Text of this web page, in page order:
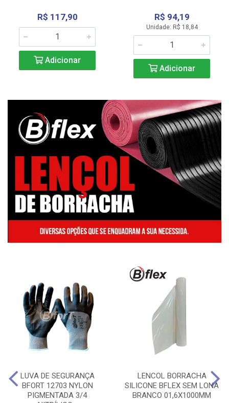
R$ 117,90
Adicionar
R$ 94,19
Unidade: R$ 18,84
Adicionar
LUVA DE SEGURANÇA
BFORT 12703 NYLON
PIGMENTADA 3/4
LENCOL BORRACHA
SILICONE BFLEX SEM LONA
BRANCO 01,6X1000MM